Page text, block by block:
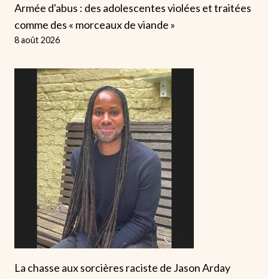
Armée d'abus : des adolescentes violées et traitées
comme des « morceaux de viande »
8 août 2026
La chasse aux sorcières raciste de Jason Arday